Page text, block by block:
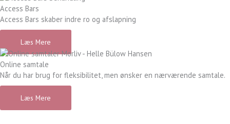
Access Bars
Access Bars skaber indre ro og afslapning
Læs Mere
Online samtale
Når du har brug for fleksibilitet, men ønsker en nærværende samtale.
Læs Mere